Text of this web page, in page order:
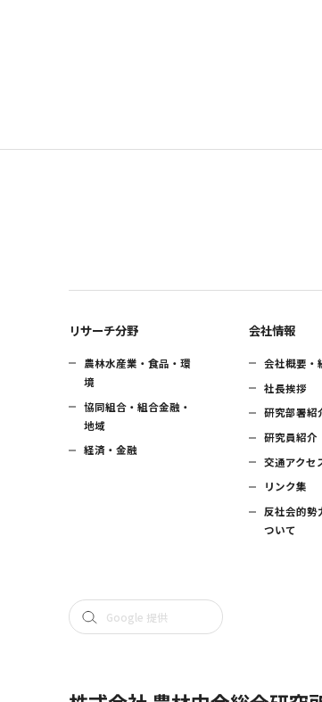
リサーチ分野
農林水産業・食品・環
境
協同組合・組合金融・
地域
経済・金融
会社情報
会社概要・
社長挨拶
研究部署紹
研究員紹介
交通アクセ
リンク集
反社会的勢
ついて